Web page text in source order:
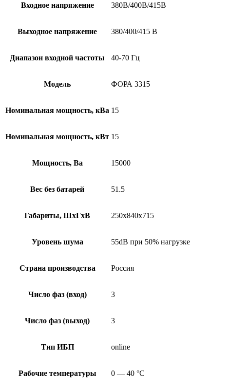
Входное напряжение 380В/400В/415В
Выходное напряжение 380/400/415 В
Диапазон входной частоты 40-70 Гц
Модель ФОРА 3315
Номинальная мощность, кВа 15
Номинальная мощность, кВт 15
Мощность, Ва 15000
Вес без батарей 51.5
Габариты, ШхГхВ 250х840х715
Уровень шума 55dB при 50% нагрузке
Страна производства Россия
Число фаз (вход) 3
Число фаз (выход) 3
Тип ИБП online
Рабочие температуры 0 — 40 °С